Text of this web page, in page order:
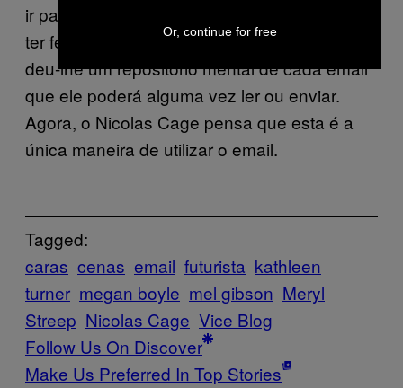
ir parar dentro da Kathleen Turner. Em vez de
ter feito o Nicolas pensar em “enviar”, o gás
deu-lhe um repositório mental de cada email
que ele poderá alguma vez ler ou enviar.
Agora, o Nicolas Cage pensa que esta é a
única maneira de utilizar o email.
Tagged:
caras cenas email futurista kathleen
turner megan boyle mel gibson Meryl
Streep Nicolas Cage Vice Blog
Follow Us On Discover
Make Us Preferred In Top Stories
Or, continue for free